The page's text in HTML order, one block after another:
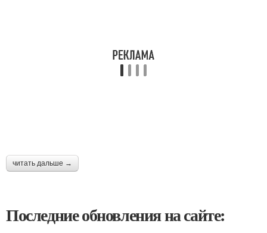
читать дальше →
Последние обновления на сайте: